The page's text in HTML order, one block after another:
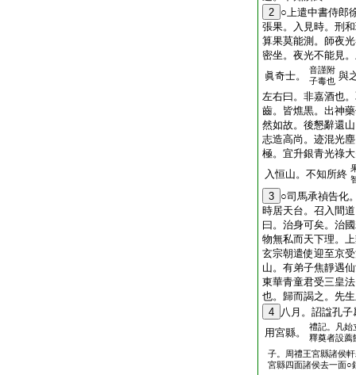
2 ○上遣中書侍郎
張果。入見時。刑
算果莫能測。師夜
密坐。夜光不能見
眞奇士。
音謹附
子毒也 與
左右曰。非嘉酒也
齒。皆燋黒。出神
然如故。後懇辭還
志造高尚。迹混光
極。宜升銀青光祿
入恒山。不知所終
3 ○司馬承禎告化
時居天台。召入間
曰。治身可矣。治
物無私而天下理。
玄宗朝遣使迎至京
山。有弟子焦靜遇
東華青童君受三皇
也。歸而謁之。先
4 八月。詔諡孔
用宮縣。
禮記。凡始
釋奠者設薦
子。周禮王宮縣諸侯
宮縣四面諸侯去一面○